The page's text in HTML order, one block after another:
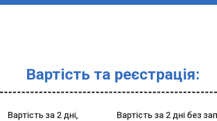
реєстрація:
Вартість за 2 дні,
Вартість за 2 дні без